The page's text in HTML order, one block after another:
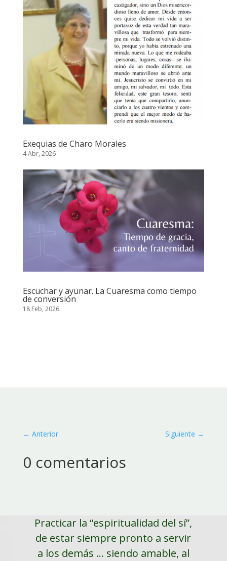
Exequias de Charo Morales
4 Abr, 2026
Escuchar y ayunar. La Cuaresma como tiempo
de conversión
18 Feb, 2026
← Anterior Siguiente →
0 comentarios
Practicar la “espiritualidad del sí”,
de estar siempre pronto a servir
a los demás ... siendo amable, al